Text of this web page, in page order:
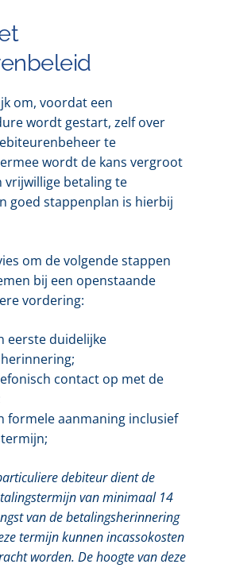
om, voordat een
wordt gestart, zelf over
te
wordt de kans vergroot
vrijwillige betaling te
goed stappenplan is hierbij
om de volgende stappen
bij een openstaande
vordering:
eerste duidelijke
contact op met de
formele aanmaning inclusief
debiteur dient de
van minimaal 14
van de betalingsherinnering
termijn kunnen incassokosten
worden. De hoogte van deze